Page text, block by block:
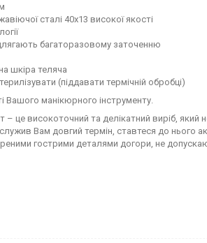
сталі 40х13 високої якості
багаторазовому заточенню
шкіра теляча
(піддавати термічній обробці)
Вашого манікюрного інструменту.
це високоточний та делікатний виріб, який
Вам довгий термін, ставтеся до нього
гострими деталями догори, не